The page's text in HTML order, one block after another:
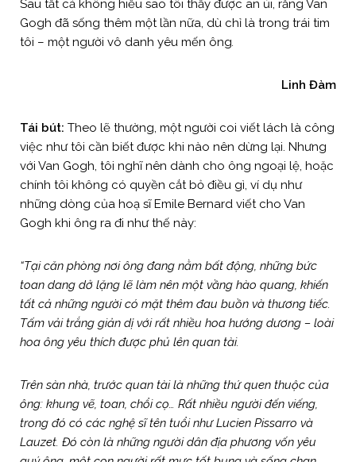
Sau tất cả không hiểu sao tôi thấy được an ủi, rằng Van
Gogh đã sống thêm một lần nữa, dù chỉ là trong trái tim
tôi – một người vô danh yêu mến ông.
Linh Đàm
Tái bút: Theo lẽ thường, một người coi viết lách là công
việc như tôi cần biết được khi nào nên dừng lại. Nhưng
với Van Gogh, tôi nghĩ nên dành cho ông ngoại lệ, hoặc
chính tôi không có quyền cắt bỏ điều gì, ví dụ như
những dòng của hoạ sĩ Emile Bernard viết cho Van
Gogh khi ông ra đi như thế này:
“Tại căn phòng nơi ông đang nằm bất động, những bức
toan dang dở lặng lẽ làm nên một vầng hào quang, khiến
tất cả những người có mặt thêm đau buồn và thương tiếc.
Tấm vải trắng giản dị với rất nhiều hoa hướng dương – loài
hoa ông yêu thích được phủ lên quan tài.
Trên sàn nhà, trước quan tài là những thứ quen thuộc của
ông: khung vẽ, toan, chổi cọ… Rất nhiều người đến viếng,
trong đó có các nghệ sĩ tên tuổi như Lucien Pissarro và
Lauzet. Đó còn là những người dân địa phương vốn yêu